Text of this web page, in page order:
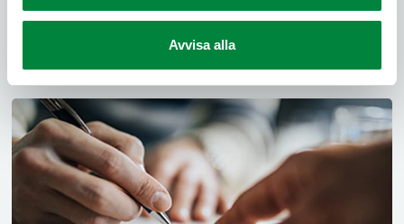
Avvisa alla
vid bilköp, garanti- och reklamationsfrågor,
verkstadstvister eller försäkringsärenden.